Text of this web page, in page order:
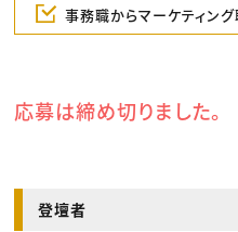
事務職からマーケティン
応募は締め切りました。
登壇者